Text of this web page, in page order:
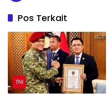
Pos Terkait
TNI